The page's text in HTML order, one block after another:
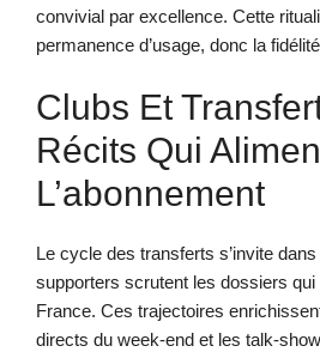
convivial par excellence. Cette
permanence d’usage, donc la
Clubs Et
Récits Qui
L’abonnement
Le cycle des transferts s’invite
supporters scrutent les dossiers qui
France. Ces trajectoires
directs du week-end et les talk-